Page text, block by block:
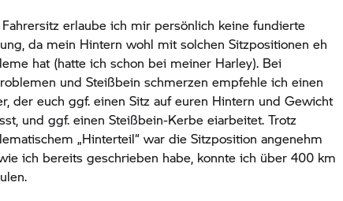
erlaube ich mir persönlich keine fundierte
da mein Hintern wohl mit solchen Sitzpositionen eh
hat (hatte ich schon bei meiner Harley). Bei
und Steißbein schmerzen empfehle ich einen
der euch ggf. einen Sitz auf euren Hintern und Gewicht
und ggf. einen Steißbein-Kerbe eiarbeitet. Trotz
„Hinterteil“ war die Sitzposition angenehm
ich bereits geschrieben habe, konnte ich über 400 km